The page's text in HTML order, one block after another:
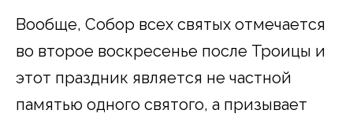
Вообще, Собор всех святых отмечается
во второе воскресенье после Троицы и
этот праздник является не частной
памятью одного святого, а призывает